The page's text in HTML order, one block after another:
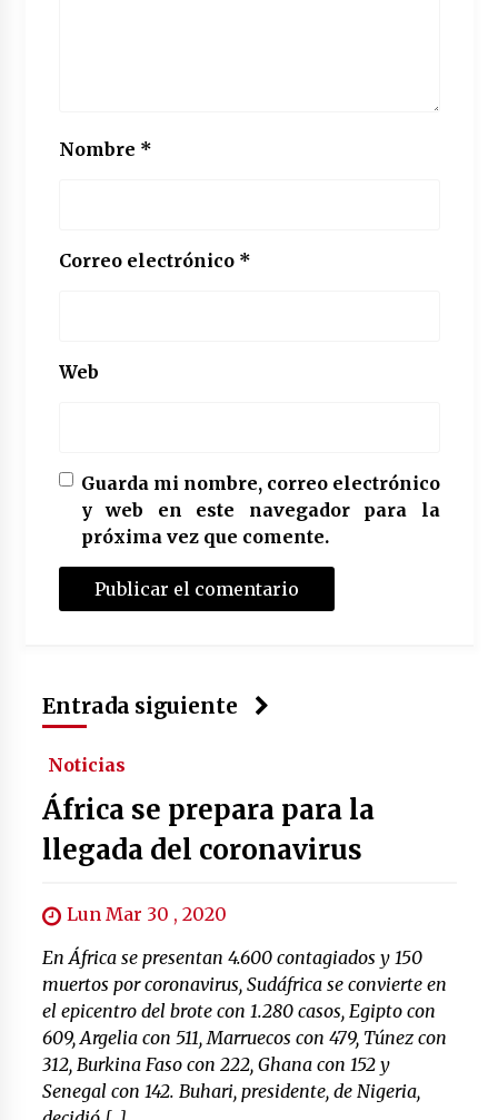
Nombre *
Correo electrónico *
Web
Guarda mi nombre, correo electrónico
y web en este navegador para la
próxima vez que comente.
Entrada siguiente
Noticias
África se prepara para la
llegada del coronavirus
Lun Mar 30 , 2020
En África se presentan 4.600 contagiados y 150
muertos por coronavirus, Sudáfrica se convierte en
el epicentro del brote con 1.280 casos, Egipto con
609, Argelia con 511, Marruecos con 479, Túnez con
312, Burkina Faso con 222, Ghana con 152 y
Senegal con 142. Buhari, presidente, de Nigeria,